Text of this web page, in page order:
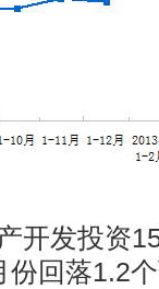
开发投资
份回落1.2